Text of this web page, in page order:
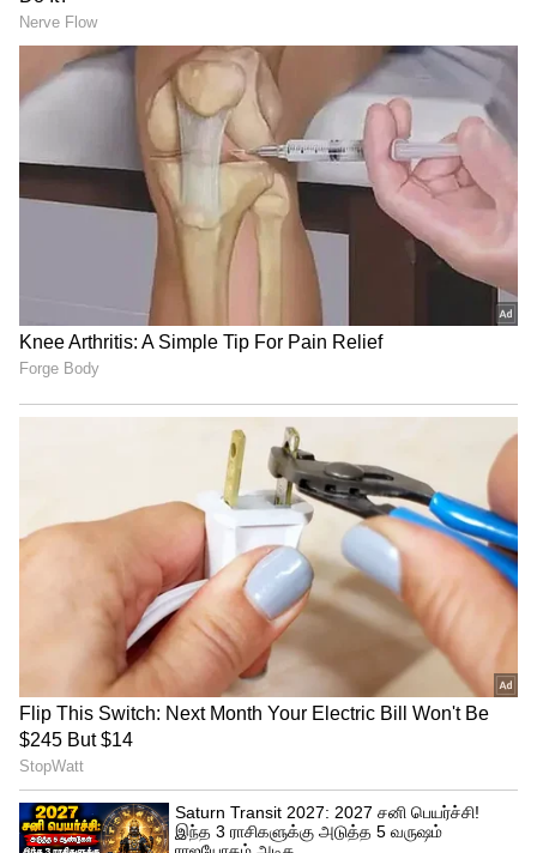
கிடைக்குமா?
அரசியல் உத்தி!
தமிழ்நாடு சட்டமன்ற நிகழ்வுகள்:
மனிதநேய மக்கள் கட்சி எம்.எல்.ஏ
ஜவாஹிருல்லா பரபரப்பு பேட்டி
தமிழ்நாடு பட்ஜெட் கூட்டத்தொடர்:
சபாநாயகர் ஜே.சி.டி. பிரபாகரன்
செய்தியாளர் சந்திப்பு